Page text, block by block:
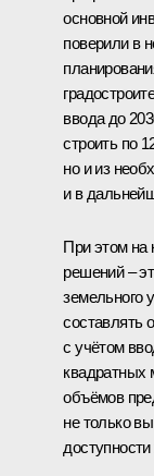
основной
поверили в
ввода до
строить по
но и из
и в
При этом на
решений –
земельного
составлять
с учётом
квадратных
объёмов
не только